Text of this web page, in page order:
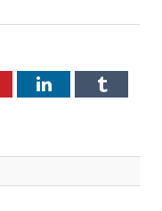
LinkedInTumblr